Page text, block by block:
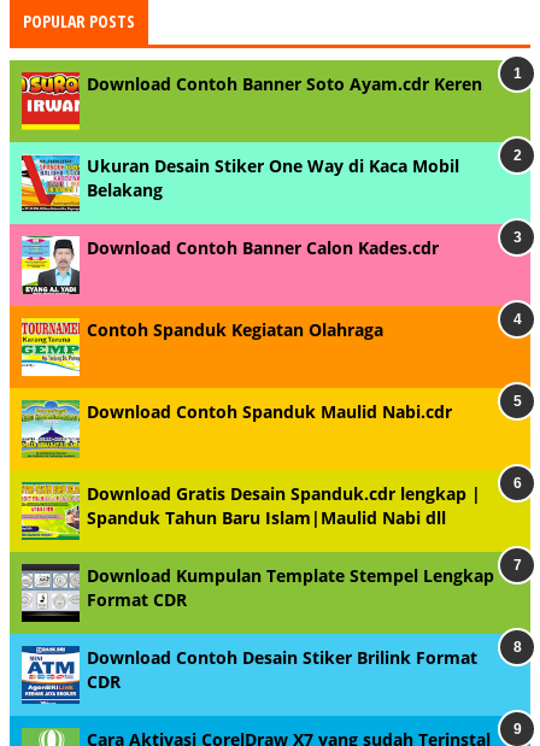
POPULAR POSTS
Download Contoh Banner Soto Ayam.cdr Keren
Ukuran Desain Stiker One Way di Kaca Mobil
Belakang
Download Contoh Banner Calon Kades.cdr
Contoh Spanduk Kegiatan Olahraga
Download Contoh Spanduk Maulid Nabi.cdr
Download Gratis Desain Spanduk.cdr lengkap |
Spanduk Tahun Baru Islam|Maulid Nabi dll
Download Kumpulan Template Stempel Lengkap
Format CDR
Download Contoh Desain Stiker Brilink Format
CDR
Cara Aktivasi CorelDraw X7 yang sudah Terinstal